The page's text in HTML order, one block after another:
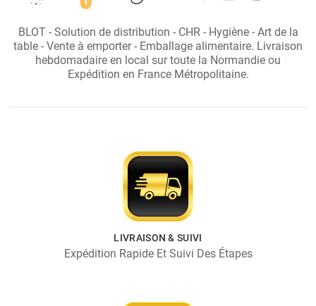
BLOT - Solution de distribution - CHR - Hygiène - Art de la
table - Vente à emporter - Emballage alimentaire. Livraison
hebdomadaire en local sur toute la Normandie ou
Expédition en France Métropolitaine.
LIVRAISON & SUIVI
Expédition Rapide Et Suivi Des Étapes